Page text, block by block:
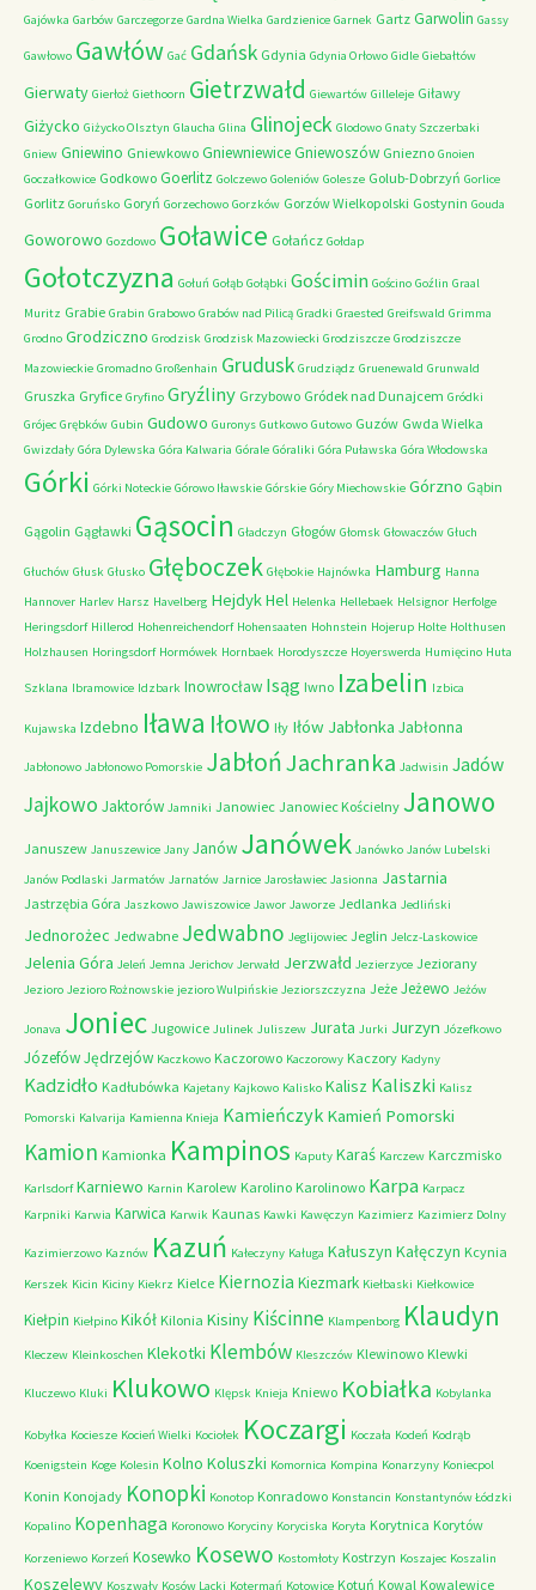
Gajówka Garbów Garczegorze Gardna Wielka Gardzienice Garnek Gartz Garwolin Gassy
Gawłowo Gawłów Gać Gdańsk Gdynia Gdynia Orłowo Gidle Giebałtów
Gierwaty Gierłoż Giethoorn Gietrzwałd Giewartów Gilleleje Giławy
Giżycko Giżycko Olsztyn Glaucha Glina Glinojeck Glodowo Gnaty Szczerbaki
Gniew Gniewino Gniewkowo GniewniewiceGniewoszów Gniezno Gnoien
Goczałkowice Godkowo Goerlitz Golczewo Goleniów Golesze Golub-Dobrzyń Gorlice
Gorlitz Goruńsko Goryń Gorzechowo Gorzków Gorzów Wielkopolski Gostynin Gouda
Goworowo Gozdowo Goławice Gołańcz Gołdap
Gołotczyzna Gołuń Gołąb Gołąbki Gościmin Gościno Goźlin Graal
Muritz Grabie Grabin Grabowo Grabów nad Pilicą Gradki Graested Greifswald Grimma
Grodno Grodziczno Grodzisk Grodzisk Mazowiecki Grodziszcze Grodziszcze
Mazowieckie Gromadno Großenhain Grudusk Grudziądz Gruenewald Grunwald
Gruszka Gryfice Gryfino Gryźliny Grzybowo Gródek nad Dunajcem Gródki
Grójec Grębków Gubin Gudowo Guronys Gutkowo Gutowo Guzów Gwda Wielka
Gwizdały Góra Dylewska Góra Kalwaria Górale Góraliki Góra Puławska Góra Włodowska
Górki Górki Noteckie Górowo Iławskie Górskie Góry Miechowskie Górzno Gąbin
Gągolin Gągławki Gąsocin Gładczyn Głogów Głomsk Głowaczów Głuch
Głuchów Głusk Głusko Głęboczek Głębokie Hajnówka Hamburg Hanna
Hannover Harlev Harsz Havelberg HejdykHel Helenka Hellebaek Helsignor Herfolge
Heringsdorf Hillerod Hohenreichendorf Hohensaaten Hohnstein Hojerup Holte Holthusen
Holzhausen Horingsdorf Hormówek Hornbaek Horodyszcze Hoyerswerda Humięcino Huta
Szklana Ibramowice Idzbark Inowrocław Isąg Iwno Izabelin Izbica
Kujawska Izdebno Iława Iłowo Iły Iłów Jabłonka Jabłonna
Jabłonowo Jabłonowo Pomorskie JabłońJachranka Jadwisin Jadów
Jajkowo Jaktorów Jamniki Janowiec Janowiec Kościelny Janowo
Januszew Januszewice Jany Janów Janówek Janówko Janów Lubelski
Janów Podlaski Jarmatów Jarnatów Jarnice Jarosławiec Jasionna Jastarnia
Jastrzębia Góra Jaszkowo Jawiszowice Jawor Jaworze Jedlanka Jedliński
Jednorożec Jedwabne Jedwabno Jeglijowiec Jeglin Jelcz-Laskowice
Jelenia Góra Jeleń Jemna Jerichov Jerwałd Jerzwałd Jezierzyce Jeziorany
Jezioro Jezioro Rożnowskie jezioro Wulpińskie Jeziorszczyzna Jeże Jeżewo Jeżów
Jonava Joniec Jugowice Julinek Juliszew Jurata Jurki Jurzyn Józefkowo
JózefówJędrzejów Kaczkowo Kaczorowo Kaczorowy Kaczory Kadyny
Kadzidło Kadłubówka Kajetany Kajkowo Kalisko Kalisz Kaliszki Kalisz
Pomorski Kalvarija Kamienna Knieja Kamieńczyk Kamień Pomorski
Kamion Kamionka Kampinos Kaputy Karaś Karczew Karczmisko
Karlsdorf Karniewo Karnin Karolew Karolino Karolinowo Karpa Karpacz
Karpniki Karwia Karwica Karwik Kaunas Kawki Kawęczyn Kazimierz Kazimierz Dolny
Kazimierzowo Kaznów Kazuń Kałeczyny Kaługa Kałuszyn Kałęczyn Kcynia
Kerszek Kicin Kiciny Kiekrz Kielce Kiernozia Kiezmark Kiełbaski Kiełkowice
Kiełpin Kiełpino Kikół Kilonia Kisiny Kiścinne Klampenborg Klaudyn
Kleczew Kleinkoschen Klekotki Klembów Kleszczów Klewinowo Klewki
Kluczewo Kluki Klukowo Klępsk Knieja Kniewo Kobiałka Kobylanka
Kobyłka Kociesze Kocień Wielki Kociołek Koczargi Koczała Kodeń Kodrąb
Koenigstein Koge Kolesin Kolno Koluszki Komornica Kompina Konarzyny Koniecpol
Konin Konojady Konopki Konotop Konradowo Konstancin Konstantynów Łódzki
Kopalino Kopenhaga Koronowo Koryciny Koryciska Koryta Korytnica Korytów
Korzeniewo Korzeń Kosewko Kosewo Kostomłoty Kostrzyn Koszajec Koszalin
Koszelewy Koszwały Kosów Lacki Kotermań Kotowice Kotuń Kowal Kowalewice